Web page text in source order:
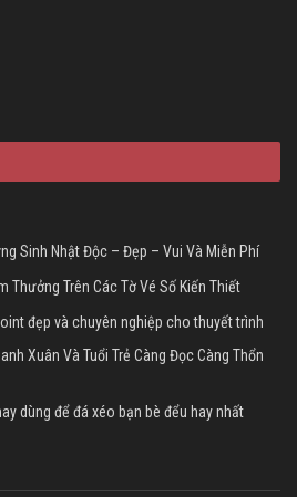
Sinh Nhật Độc – Đẹp – Vui Và Miễn Phí
Thưởng Trên Các Tờ Vé Số Kiến Thiết
đẹp và chuyên nghiệp cho thuyết trình
Xuân Và Tuổi Trẻ Càng Đọc Càng Thổn
dùng để đá xéo bạn bè đểu hay nhất